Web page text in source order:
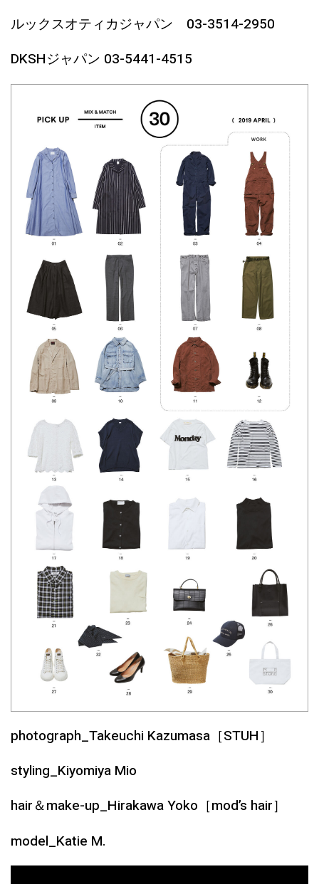
ルックスオティカジャパン 03-3514-2950
DKSHジャパン 03-5441-4515
photograph_Takeuchi Kazumasa［STUH］
styling_Kiyomiya Mio
hair＆make-up_Hirakawa Yoko［mod’s hair］
model_Katie M.